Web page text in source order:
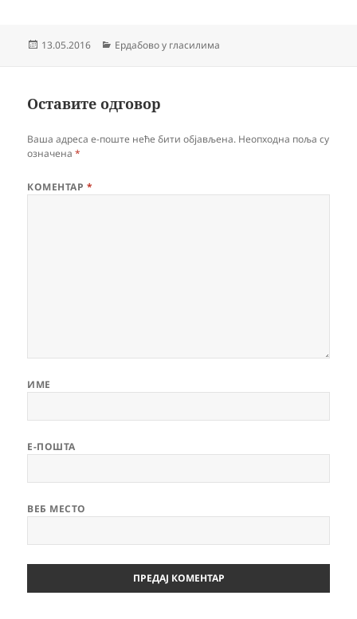
Објављено
13.05.2016 Категорије
Ердабово у гласилима
Оставите одговор
Ваша адреса е-поште неће бити објављена. Неопходна поља су
означена*
КОМЕНТАР *
ИМЕ
Е-ПОШТА
ВЕБ МЕСТО